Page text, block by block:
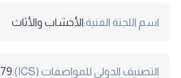
اسم اللجنة الفنية:الأخشاب والأثاث
التصنيف الدولى للمواصفات (ICS): 79